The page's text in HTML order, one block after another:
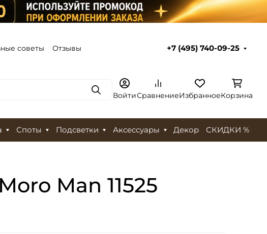
советы Отзывы +7 (495) 740-09-25
ПоискВойтиСравнениеИзбранноеКорзина
Споты Подсветки Аксессуары Декор СКИДКИ %
Man 11525